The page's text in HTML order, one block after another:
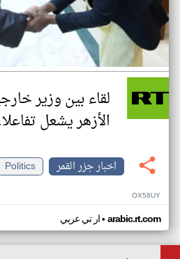
لقاء بين وزير
الأزهر يشعل
اخبار جزر القمر
Politics
OX58UY
ار تي عربي• arabic.rt.com